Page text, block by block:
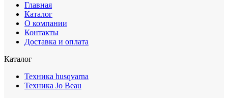
Главная
Каталог
О компании
Контакты
Доставка и оплата
Каталог
Техника husqvarna
Техника Jo Beau